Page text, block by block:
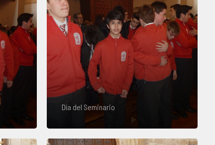
Día del Seminario